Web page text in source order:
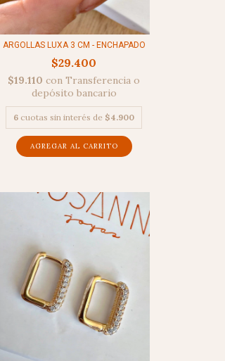
ARGOLLAS LUXA 3 CM - ENCHAPADO
$29.400
$19.110con Transferencia o
depósito bancario
6 cuotas sin interés de $4.900